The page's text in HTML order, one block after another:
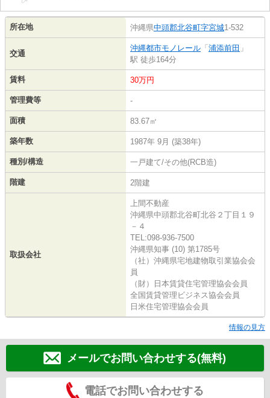
所在地 沖縄県中頭郡北谷町字宮城1-532
交通
沖縄都市モノレール 「 浦添前田 」
駅 徒歩164分
賃料 30万円
管理費等 -
面積 83.67㎡
築年数 1987年 9月 (築38年)
種別/構造 一戸建て/その他(RCB造)
階建 2階建
取扱会社
上間不動産
沖縄県中頭郡北谷町北谷２丁目１９
－４
TEL:098-936-7500
沖縄県知事 (10) 第1785号
（社）沖縄県宅地建物取引業協会会
員
（財）日本賃貸住宅管理協会会員
全国賃貸管理ビジネス協会会員
日米住宅管理協会会員
情報の見方
メールでお問い合わせする(無料)
電話でお問い合わせする